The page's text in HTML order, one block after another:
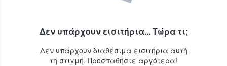
Δεν υπάρχουν εισιτήρια... Τώρα τι;
Δεν υπάρχουν διαθέσιμα εισιτήρια αυτή
τη στιγμή. Προσπαθήστε αργότερα!